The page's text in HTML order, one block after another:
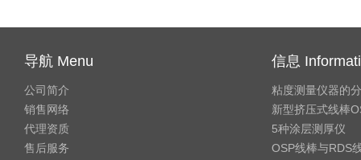
导航 Menu
公司简介
销售网络
代理资质
售后服务
信息
粘度测量仪器的
新型挤压式线棒
5种涂层测厚仪
OSP线棒与RDS